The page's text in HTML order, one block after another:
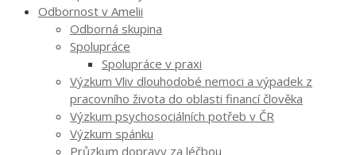
Odbornost v Amelii
Odborná skupina
Spolupráce
Spolupráce v praxi
Výzkum Vliv dlouhodobé nemoci a výpadek z
pracovního života do oblasti financí člověka
Výzkum psychosociálních potřeb v ČR
Výzkum spánku
Průzkum dopravy za léčbou